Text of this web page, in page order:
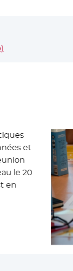
et
le 20
en